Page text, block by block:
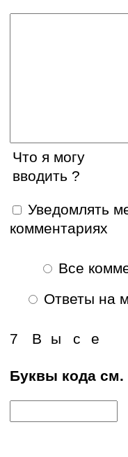
Что я могу
вводить ?
Уведомлять
комментариях
Все
Ответы на
В ы с е
7
Буквы кода